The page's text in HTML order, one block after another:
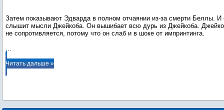
Затем показывают Эдварда в полном отчаянии из-за смерти Беллы. И
слышит мысли Джейкоба. Он вышибает всю дурь из Джейкоба.
...
Читать дальше »